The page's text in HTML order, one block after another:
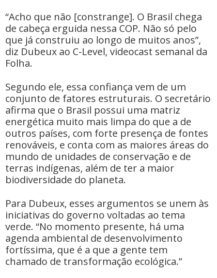
“Acho que não [constrange]. O Brasil chega
de cabeça erguida nessa COP. Não só pelo
que já construiu ao longo de muitos anos”,
diz Dubeux ao C-Level, videocast semanal da
Folha.
Segundo ele, essa confiança vem de um
conjunto de fatores estruturais. O secretário
afirma que o Brasil possui uma matriz
energética muito mais limpa do que a de
outros países, com forte presença de fontes
renováveis, e conta com as maiores áreas do
mundo de unidades de conservação e de
terras indígenas, além de ter a maior
biodiversidade do planeta.
Para Dubeux, esses argumentos se unem às
iniciativas do governo voltadas ao tema
verde. “No momento presente, há uma
agenda ambiental de desenvolvimento
fortíssima, que é a que a gente tem
chamado de transformação ecológica.”